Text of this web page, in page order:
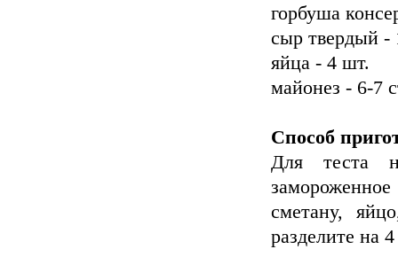
горбуша
сыр твердый -
яйца - 4 шт.
майонез - 6-7
Способ
Для теста
сметану,
разделите на